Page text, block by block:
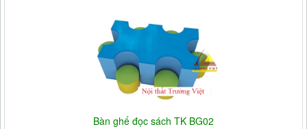
Bàn ghế đọc sách TK BG02